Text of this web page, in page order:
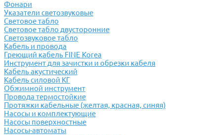
Фонари
Указатели светозвуковые
Световое табло
Световое табло двусторонние
Светозвуковое табло
Кабель и провода
Греющий кабель FINE Korea
Инструмент для зачистки и обрезки кабеля
Кабель акустический
Кабель силовой КГ
Обжимной инструмент
Провода термостойкие
Протяжки кабельные (желтая, красная, синяя)
Насосы и комплектующие
Насосы поверхностные
Насосы-автоматы